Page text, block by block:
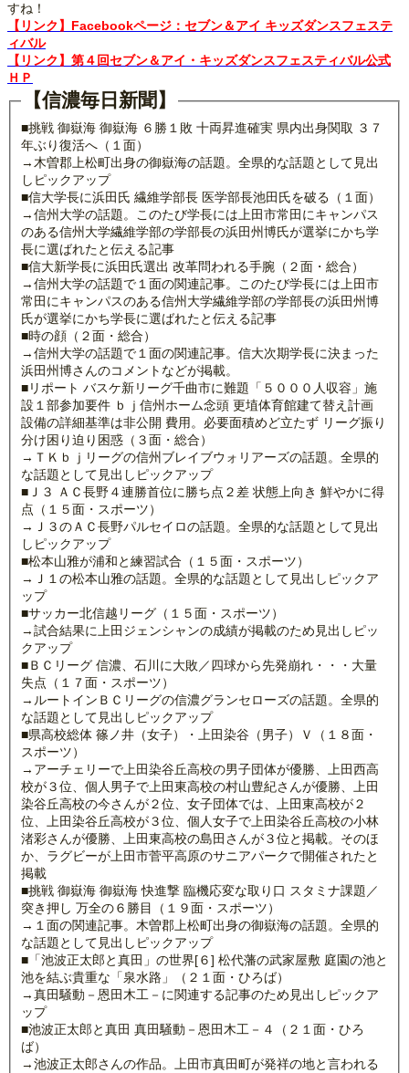
すね！
【リンク】Facebookページ：セブン＆アイ キッズダンスフェステ
ィバル
【リンク】第４回セブン＆アイ・キッズダンスフェスティバル公式
ＨＰ
【信濃毎日新聞】
■挑戦 御嶽海 御嶽海 ６勝１敗 十両昇進確実 県内出身関取 ３７
年ぶり復活へ（１面）
→木曽郡上松町出身の御嶽海の話題。全県的な話題として見出
しピックアップ
■信大学長に浜田氏 繊維学部長 医学部長池田氏を破る（１面）
→信州大学の話題。このたび学長には上田市常田にキャンパス
のある信州大学繊維学部の学部長の浜田州博氏が選挙にかち学
長に選ばれたと伝える記事
■信大新学長に浜田氏選出 改革問われる手腕（２面・総合）
→信州大学の話題で１面の関連記事。このたび学長には上田市
常田にキャンパスのある信州大学繊維学部の学部長の浜田州博
氏が選挙にかち学長に選ばれたと伝える記事
■時の顔（２面・総合）
→信州大学の話題で１面の関連記事。信大次期学長に決まった
浜田州博さんのコメントなどが掲載。
■リポート バスケ新リーグ千曲市に難題「５０００人収容」施
設１部参加要件 ｂｊ信州ホーム念頭 更埴体育館建て替え計画
設備の詳細基準は非公開 費用。必要面積めど立たず リーグ振り
分け困り迫り困惑（３面・総合）
→ＴＫｂｊリーグの信州ブレイブウォリアーズの話題。全県的
な話題として見出しピックアップ
■Ｊ３ ＡＣ長野４連勝首位に勝ち点２差 状態上向き 鮮やかに得
点（１５面・スポーツ）
→Ｊ３のＡＣ長野パルセイロの話題。全県的な話題として見出
しピックアップ
■松本山雅が浦和と練習試合（１５面・スポーツ）
→Ｊ１の松本山雅の話題。全県的な話題として見出しピックア
ップ
■サッカー北信越リーグ（１５面・スポーツ）
→試合結果に上田ジェンシャンの成績が掲載のため見出しピッ
クアップ
■ＢＣリーグ 信濃、石川に大敗／四球から先発崩れ・・・大量
失点（１７面・スポーツ）
→ルートインＢＣリーグの信濃グランセローズの話題。全県的
な話題として見出しピックアップ
■県高校総体 篠ノ井（女子）・上田染谷（男子）Ｖ（１８面・
スポーツ）
→アーチェリーで上田染谷丘高校の男子団体が優勝、上田西高
校が３位、個人男子で上田東高校の村山豊紀さんが優勝、上田
染谷丘高校の今さんが２位、女子団体では、上田東高校が２
位、上田染谷丘高校が３位、個人女子で上田染谷丘高校の小林
渚彩さんが優勝、上田東高校の島田さんが３位と掲載。そのほ
か、ラグビーが上田市菅平高原のサニアパークで開催されたと
掲載
■挑戦 御嶽海 御嶽海 快進撃 臨機応変な取り口 スタミナ課題／
突き押し 万全の６勝目（１９面・スポーツ）
→１面の関連記事。木曽郡上松町出身の御嶽海の話題。全県的
な話題として見出しピックアップ
■「池波正太郎と真田」の世界[６] 松代藩の武家屋敷 庭園の池と
池を結ぶ貴重な「泉水路」（２１面・ひろば）
→真田騒動－恩田木工－に関連する記事のため見出しピックア
ップ
■池波正太郎と真田 真田騒動－恩田木工－４（２１面・ひろ
ば）
→池波正太郎さんの作品。上田市真田町が発祥の地と言われる